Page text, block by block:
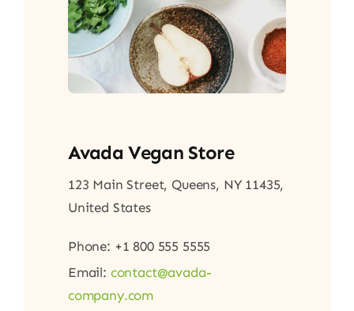
Avada Vegan Store
123 Main Street, Queens, NY 11435,
United States
Phone: +1 800 555 5555
Email: contact@avada-
company.com